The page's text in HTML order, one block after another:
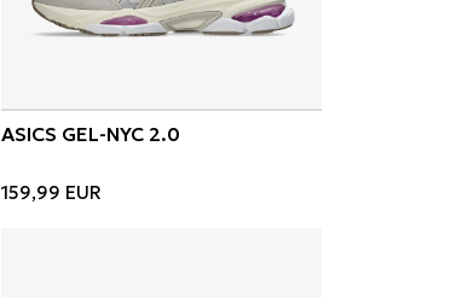
ASICS GEL-NYC 2.0
159,99 EUR